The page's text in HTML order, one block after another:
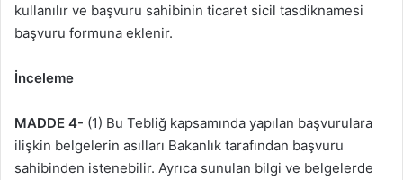
kullanılır ve başvuru sahibinin ticaret sicil tasdiknamesi
başvuru formuna eklenir.
İnceleme
MADDE 4- (1) Bu Tebliğ kapsamında yapılan başvurulara
ilişkin belgelerin asılları Bakanlık tarafından başvuru
sahibinden istenebilir. Ayrıca sunulan bilgi ve belgelerde